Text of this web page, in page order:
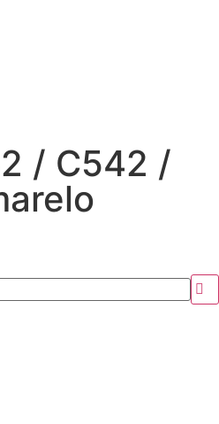
/ C542 /